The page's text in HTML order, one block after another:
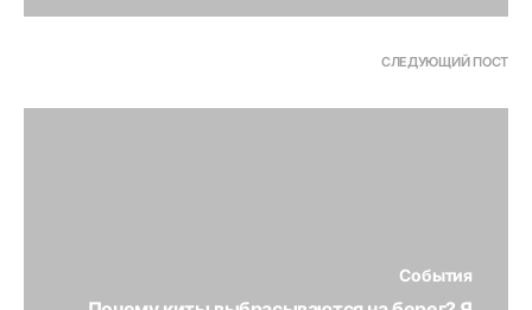
СЛЕДУЮЩИЙ ПОСТ
События